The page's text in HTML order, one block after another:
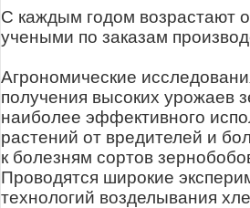
С каждым годом возрастают
учеными по заказам
Агрономические
получения высоких урожаев
наиболее эффективного
растений от вредителей и
к болезням сортов
Проводятся широкие
технологий возделывания